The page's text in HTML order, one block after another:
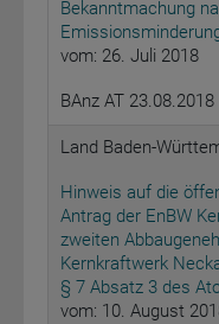
Bekanntmachung
vom: 26. Juli 2018
BAnz AT 23.08.2018
Land Baden-
Hinweis auf die
Antrag der EnBW
zweiten
Kernkraftwerk
§ 7 Absatz 3 des
vom: 10. August